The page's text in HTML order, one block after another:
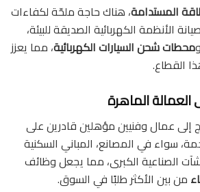
المستدامة، هناك حاجة ملحّة لكفاءات
الأنظمة الكهربائية الصديقة للبيئة،
ومحطات شحن السيارات الكهربائية، مما يعزز
القطاع.
إلى عمال وفنيين مؤهلين قادرين على
سواء في المصانع، المباني السكنية
الصناعية الكبرى، مما يجعل وظائف
من بين الأكثر طلبًا في السوق.